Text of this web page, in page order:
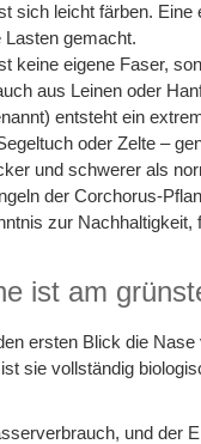
sich leicht färben.
Lasten gemacht.
keine eigene Faser,
aus Leinen oder
entsteht ein
oder Zelte –
und schwerer als
der Corchorus-
zur
ist am
ersten Blick die
sie vollständig
und